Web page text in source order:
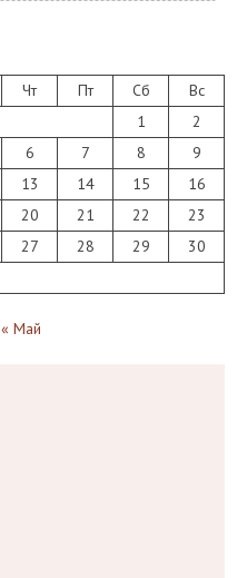
Чт Пт Сб
Вс
1
2
6 7 8
9
13 14 15
16
20 21 22
23
27 28 29
30
« Май